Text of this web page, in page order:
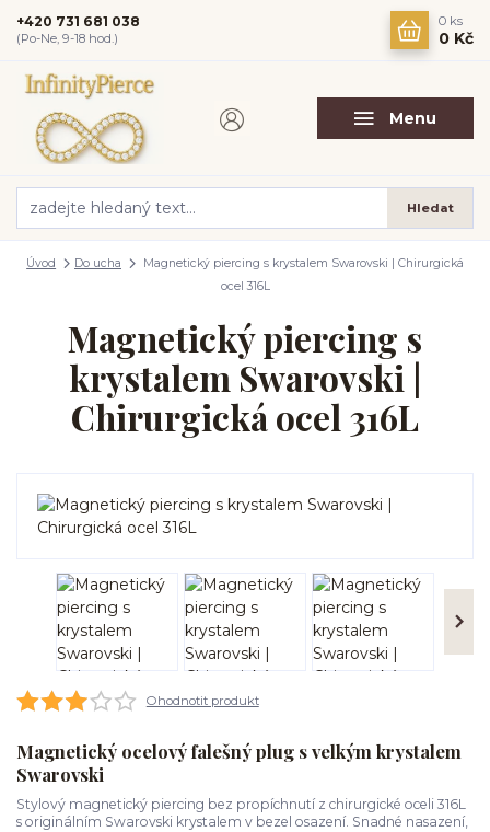
Menu
Hledat
+420 731 681 038
(Po-Ne, 9-18 hod.)
0 ks
0 Kč
Úvod Do ucha
Magnetický piercing s krystalem Swarovski | Chirurgická
ocel 316L
Magnetický piercing s
krystalem Swarovski |
Chirurgická ocel 316L
Ohodnotit produkt
Magnetický ocelový falešný plug s velkým krystalem
Swarovski
Stylový magnetický piercing bez propíchnutí z chirurgické oceli 316L
s originálním Swarovski krystalem v bezel osazení. Snadné nasazení,